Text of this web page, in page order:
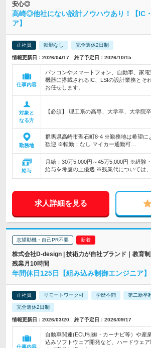
安心◎
高崎◎他社にない設計ノウハウあり！【IC
ア】
正社員 転勤なし 完全週休2日制
情報更新日：2026/04/17 終了予定日：2026/10/15
仕事内容
パソコンやスマートフォン、自動車、家
機器に搭載されるIC、LSIの設計業務とそ
お任せします。
対象と
なる方
【必須】 理工系の高専、大学卒、大学院
勤務地
群馬県高崎市聖石町8-4 ※勤務地は希望に
歓迎 ※転勤：なし マイカー通勤可…
給与
月給：30万5,000円～45万5,000円 ※経験
給与を考慮の上優遇 ※残業代については
求人詳細を見る
志望動機・自己PR不要
株式会社D-design | 技術力が自社ブランド｜教育制
残業月10時間
年間休日125日【組み込み制御エンジニア
正社員 リモートワーク可 学歴不問 第二新卒
完全週休2日制
情報更新日：2026/03/20 終了予定日：2026/09/17
仕事内容
自動車関連(ECU制御・カーナビ等）や産
込みソフトウェア開発など、ハードウェ